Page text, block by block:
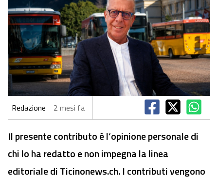
Redazione 2 mesi fa
Il presente contributo è l’opinione personale di
chi lo ha redatto e non impegna la linea
editoriale di Ticinonews.ch. I contributi vengono